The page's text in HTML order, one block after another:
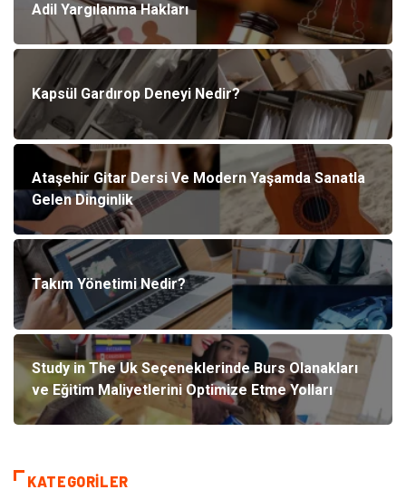
Adil Yargılanma Hakları
Kapsül Gardırop Deneyi Nedir?
Ataşehir Gitar Dersi Ve Modern Yaşamda Sanatla
Gelen Dinginlik
Takım Yönetimi Nedir?
Study in The Uk Seçeneklerinde Burs Olanakları
ve Eğitim Maliyetlerini Optimize Etme Yolları
KATEGORILER